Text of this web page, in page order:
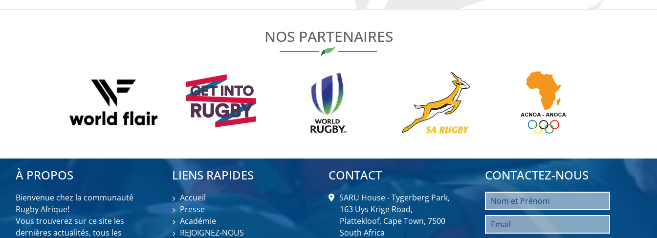
NOS PARTENAIRES
À PROPOS
Bienvenue chez la communauté
Rugby Afrique!
Vous trouverez sur ce site les
dernières actualités, tous les
LIENS RAPIDES
Accueil
Presse
Académie
REJOIGNEZ-NOUS
CONTACT
SARU House - Tygerberg Park,
163 Uys Krige Road,
Plattekloof, Cape Town, 7500
South Africa
CONTACTEZ-NOUS